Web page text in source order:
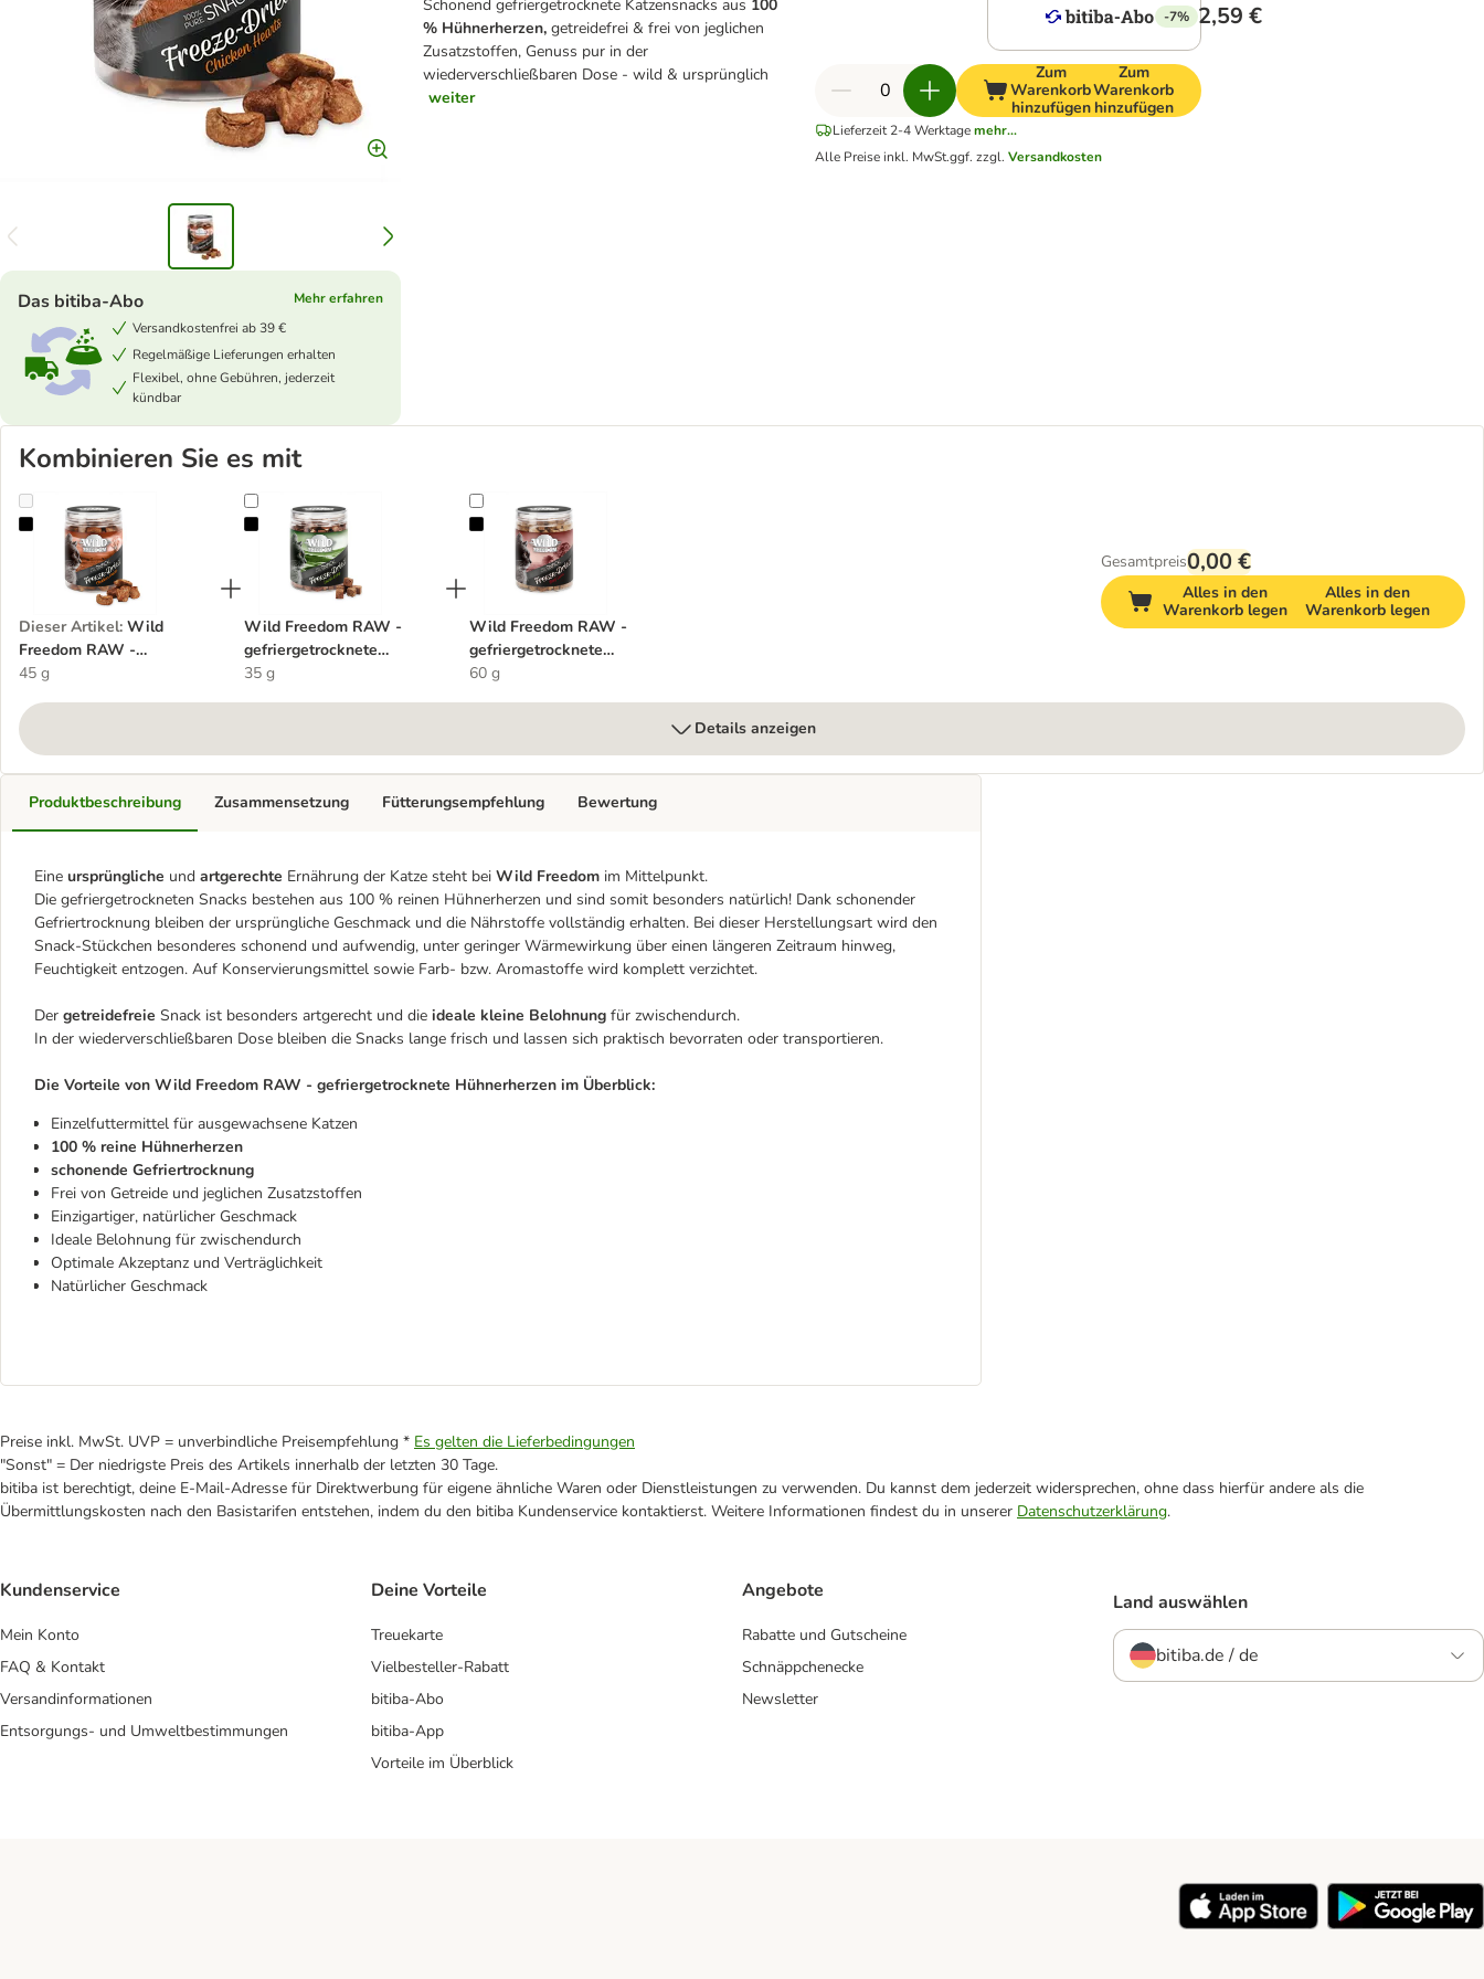
Schonend gefriergetrocknete Katzensnacks aus 100
% Hühnerherzen,getreidefrei & frei von jeglichen
Zusatzstoffen, Genuss pur in der
wiederverschließbaren Dose - wild & ursprünglich
weiter
Das bitiba-Abo
Mehr erfahren
Versandkostenfrei ab 39 €
Regelmäßige Lieferungen erhalten
Flexibel, ohne Gebühren, jederzeit
kündbar
-7% 2,59 €
Zum
Warenkorb
hinzufügen
Zum
Warenkorb
hinzufügen
Lieferzeit 2-4 Werktage mehr...
Alle Preise inkl. MwSt.ggf. zzgl.Versandkosten
Kombinieren Sie es mit
Wild Freedom RAW - gefriergetrocknete Hühnerherzen
Dieser Artikel: Wild
Freedom RAW -
gefriergetrocknete
45 g
Wild Freedom RAW - gefriergetrocknete Lammlunge
Wild Freedom RAW -
gefriergetrocknete
Lammlunge
35 g
Wild Freedom RAW - gefriergetrocknete Rinderleber
Wild Freedom RAW -
gefriergetrocknete
Rinderleber
60 g
Gesamtpreis0,00 €
Alles in den
Warenkorb legen
Alles in den
Warenkorb legen
Details anzeigen
Produktbeschreibung
Eine ursprüngliche und artgerechte Ernährung der Katze steht bei Wild Freedom im Mittelpunkt.
Die gefriergetrockneten Snacks bestehen aus 100 % reinen Hühnerherzen und sind somit besonders natürlich! Dank schonender
Gefriertrocknung bleiben der ursprüngliche Geschmack und die Nährstoffe vollständig erhalten. Bei dieser Herstellungsart wird den
Snack-Stückchen besonderes schonend und aufwendig, unter geringer Wärmewirkung über einen längeren Zeitraum hinweg,
Feuchtigkeit entzogen. Auf Konservierungsmittel sowie Farb- bzw. Aromastoffe wird komplett verzichtet.
Der getreidefreie Snack ist besonders artgerecht und die ideale kleine Belohnung für zwischendurch.
In der wiederverschließbaren Dose bleiben die Snacks lange frisch und lassen sich praktisch bevorraten oder transportieren.
Die Vorteile von Wild Freedom RAW - gefriergetrocknete Hühnerherzen im Überblick:
Einzelfuttermittel für ausgewachsene Katzen
100 % reine Hühnerherzen
schonende Gefriertrocknung
Frei von Getreide und jeglichen Zusatzstoffen
Einzigartiger, natürlicher Geschmack
Ideale Belohnung für zwischendurch
Optimale Akzeptanz und Verträglichkeit
Natürlicher Geschmack
Zusammensetzung Fütterungsempfehlung Bewertung
Preise inkl. MwSt. UVP = unverbindliche Preisempfehlung * Es gelten die Lieferbedingungen
"Sonst" = Der niedrigste Preis des Artikels innerhalb der letzten 30 Tage.
bitiba ist berechtigt, deine E-Mail-Adresse für Direktwerbung für eigene ähnliche Waren oder Dienstleistungen zu verwenden. Du kannst dem jederzeit widersprechen, ohne dass hierfür andere als die
Übermittlungskosten nach den Basistarifen entstehen, indem du den bitiba Kundenservice kontaktierst. Weitere Informationen findest du in unserer Datenschutzerklärung.
Kundenservice
Mein Konto
FAQ & Kontakt
Versandinformationen
Entsorgungs- und Umweltbestimmungen
Deine Vorteile
Treuekarte
Vielbesteller-Rabatt
bitiba-Abo
bitiba-App
Vorteile im Überblick
Angebote
Rabatte und Gutscheine
Schnäppchenecke
Newsletter
Land auswählen
bitiba.de / de